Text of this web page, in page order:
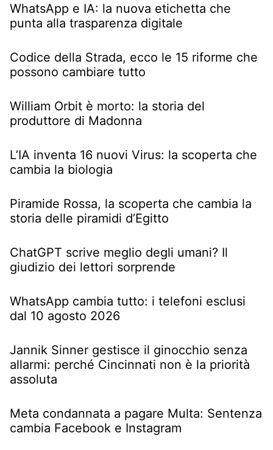
WhatsApp e IA: la nuova etichetta che
punta alla trasparenza digitale
Codice della Strada, ecco le 15 riforme che
possono cambiare tutto
William Orbit è morto: la storia del
produttore di Madonna
L’IA inventa 16 nuovi Virus: la scoperta che
cambia la biologia
Piramide Rossa, la scoperta che cambia la
storia delle piramidi d’Egitto
ChatGPT scrive meglio degli umani? Il
giudizio dei lettori sorprende
WhatsApp cambia tutto: i telefoni esclusi
dal 10 agosto 2026
Jannik Sinner gestisce il ginocchio senza
allarmi: perché Cincinnati non è la priorità
assoluta
Meta condannata a pagare Multa: Sentenza
cambia Facebook e Instagram